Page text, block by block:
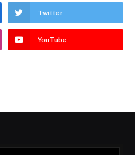
Twitter
YouTube